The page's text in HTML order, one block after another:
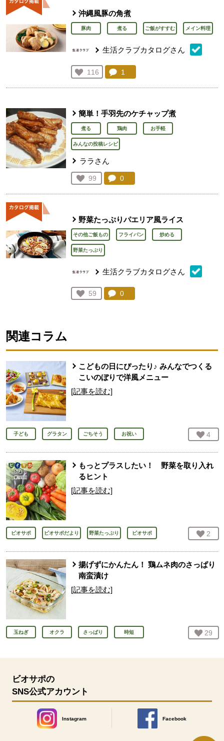
沖縄風豚の角煮
豚肉 煮る ご飯がすすむ メイン料理
生活クラブカタログさん
お気に入り登録：
116
人が登録
コメント：
1
簡単！手羽先のケチャップ煮
煮る 鶏肉 お手軽
みんなの投稿レシピ
ララさん
お気に入り登録：
99
人が登録
コメント：
0
野菜たっぷりパエリア風ライス
その他ご飯もの フライパン 炒める
野菜たっぷり
生活クラブカタログさん
お気に入り登録：
59
人が登録
コメント：
0
関連コラム
こどもの日にぴったり♪ みんなでつくる
こいのぼりで洋風メニュー
[記事を読む]
子ども グラタン ごちそう お祝い お気
4
もっとプラスしたい！ 野菜を取り入れ
るヒント
[記事を読む]
ビオサポ ビオサポだより 野菜たっぷり ビオサポ お気
2
揚げずにかんたん！ 鶏ムネ肉のさっぱり
南蛮漬け
[記事を読む]
玉ねぎ オクラ さっぱり 時短 お気
29
ビオサポの
SNS公式アカウント
Instagram
別のウィンドウで開きます。
Facebook
別のウィンドウで開きます